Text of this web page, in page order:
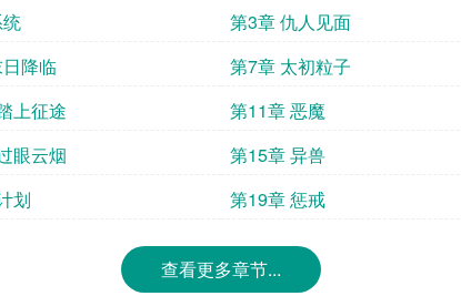
第3章 仇人见面
降临 第7章 太初粒子
上征途 第11章 恶魔
眼云烟 第15章 异兽
划 第19章 惩戒
查看更多章节...